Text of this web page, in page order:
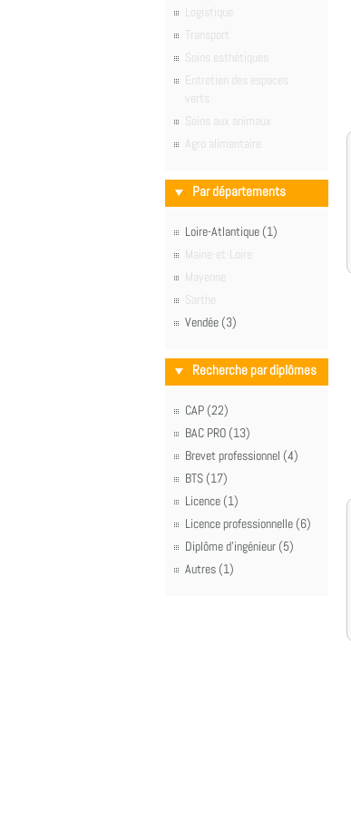
Logistique
Transport
Soins esthétiques
Entretien des espaces
verts
Soins aux animaux
Agro alimentaire
Par départements
Loire-Atlantique (1)
Maine-et-Loire
Mayenne
Sarthe
Vendée (3)
Recherche par diplômes
CAP (22)
BAC PRO (13)
Brevet professionnel (4)
BTS (17)
Licence (1)
Licence professionnelle (6)
Diplôme d'ingénieur (5)
Autres (1)